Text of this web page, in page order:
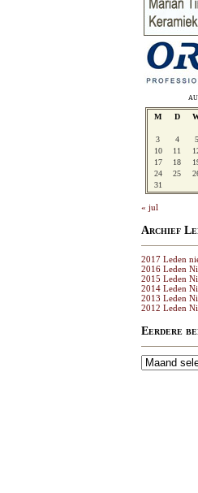
M D
3
4 5
10
11
17
18
24
25
31
« jul
Archief
2017 Leden
2016 Leden
2015 Leden
2014 Leden
2013 Leden
2012 Leden
Eerdere
Eerdere
berichten